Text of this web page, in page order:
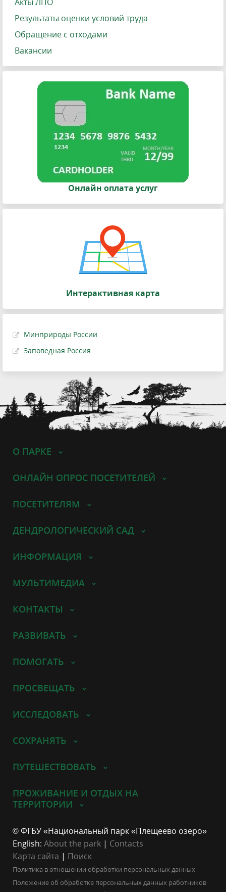
Результаты оценки условий труда
Обращение с отходами
Вакансии
Онлайн оплата услуг
Интерактивная карта
Минприроды России
Заповедная Россия
О ПАРКЕ
ОНЛАЙН ОПРОС ПОСЕТИТЕЛЕЙ
ПОСЕТИТЕЛЯМ
ДЕНДРОЛОГИЧЕСКИЙ САД
ИНФОРМАЦИЯ
МУЛЬТИМЕДИА
КОНТАКТЫ
РАЗВИВАТЬ
ПОМОГАТЬ
ПРОСВЕЩАТЬ
ИССЛЕДОВАТЬ
СОХРАНЯТЬ
ПУТЕШЕСТВОВАТЬ
ПРОЖИВАНИЕ И ОТДЫХ НА
ТЕРРИТОРИИ
© ФГБУ «Национальный парк «Плещеево озеро»
English: About the park | Contacts
Карта сайта | Поиск
Политика в отношении обработки персональных данных
Положение об обработке персональных данных работников